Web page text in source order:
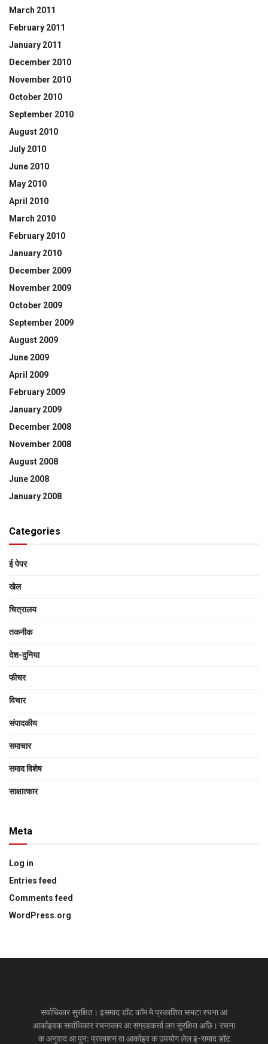
March 2011
February 2011
January 2011
December 2010
November 2010
October 2010
September 2010
August 2010
July 2010
June 2010
May 2010
April 2010
March 2010
February 2010
January 2010
December 2009
November 2009
October 2009
September 2009
August 2009
June 2009
April 2009
February 2009
January 2009
December 2008
November 2008
August 2008
June 2008
January 2008
Categories
ई पेपर
खेल
चित्रालय
तकनीक
देश-दुनिया
फीचर
विचार
संपादकीय
समाचार
समाद विशेष
साक्षात्‍कार
Meta
Log in
Entries feed
Comments feed
WordPress.org
सर्वाधिकार सुरक्षित। इसमाद डॉट कॉम मे प्रकाशित सभटा रचना आ
आर्काइवक सर्वाधिकार रचनाकार आ संग्रहकर्त्ता लग सुरक्षित अछि। रचना
क अनुवाद आ पुन: प्रकाशन वा आर्काइव क उपयोग लेल इ-समाद डॉट